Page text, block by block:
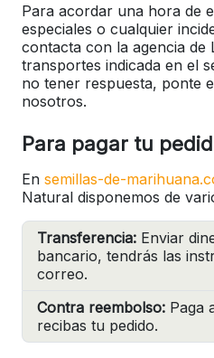
Para acordar una hora de
especiales o cualquier
contacta con la agencia de
transportes indicada en el
no tener respuesta, ponte
nosotros.
Para pagar tu
En semillas-de-
Natural disponemos de
Transferencia: Enviar
bancario, tendrás las
correo.
Contra reembolso: Paga
recibas tu pedido.